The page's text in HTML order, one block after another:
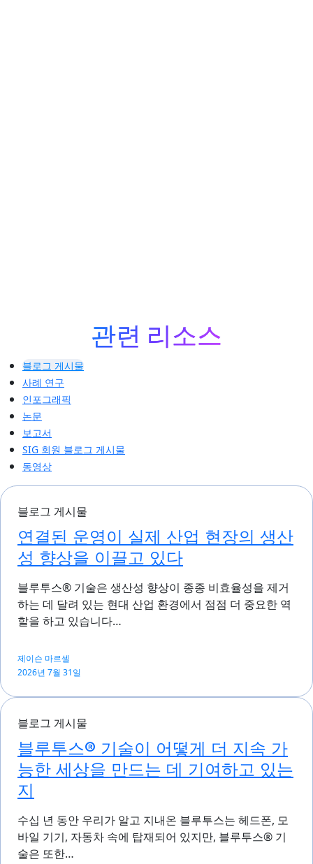
관련 리소스
블로그 게시물
사례 연구
인포그래픽
논문
보고서
SIG 회원 블로그 게시물
동영상
블로그 게시물
연결된 운영이 실제 산업 현장의 생산
성 향상을 이끌고 있다
블루투스® 기술은 생산성 향상이 종종 비효율성을 제거
하는 데 달려 있는 현대 산업 환경에서 점점 더 중요한 역
할을 하고 있습니다…
제이슨 마르셀
2026년 7월 31일
블로그 게시물
블루투스® 기술이 어떻게 더 지속 가
능한 세상을 만드는 데 기여하고 있는
지
수십 년 동안 우리가 알고 지내온 블루투스는 헤드폰, 모
바일 기기, 자동차 속에 탑재되어 있지만, 블루투스® 기
술은 또한…